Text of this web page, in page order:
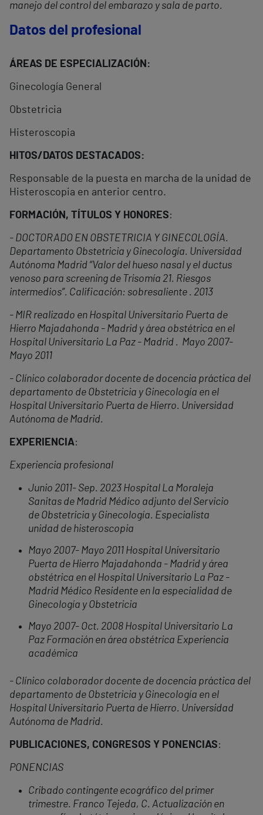
manejo del control del embarazo y sala de parto.
Datos del profesional
ÁREAS DE ESPECIALIZACIÓN:
Ginecología General
Obstetricia
Histeroscopia
HITOS/DATOS DESTACADOS:
Responsable de la puesta en marcha de la unidad de
Histeroscopia en anterior centro.
FORMACIÓN, TÍTULOS Y HONORES:
- DOCTORADO EN OBSTETRICIA Y GINECOLOGÍA.
Departamento Obstetricia y Ginecología. Universidad
Autónoma Madrid “Valor del hueso nasal y el ductus
venoso para screening de Trisomía 21. Riesgos
intermedios”. Calificación: sobresaliente . 2013
- MIR realizado en Hospital Universitario Puerta de
Hierro Majadahonda - Madrid y área obstétrica en el
Hospital Universitario La Paz - Madrid . Mayo 2007-
Mayo 2011
- Clínico colaborador docente de docencia práctica del
departamento de Obstetricia y Ginecología en el
Hospital Universitario Puerta de Hierro. Universidad
Autónoma de Madrid.
EXPERIENCIA:
Experiencia profesional
Junio 2011- Sep. 2023 Hospital La Moraleja
Sanitas de Madrid Médico adjunto del Servicio
de Obstetricia y Ginecología. Especialista
unidad de histeroscopia
Mayo 2007- Mayo 2011 Hospital Universitario
Puerta de Hierro Majadahonda - Madrid y área
obstétrica en el Hospital Universitario La Paz -
Madrid Médico Residente en la especialidad de
Ginecología y Obstetricia
Mayo 2007- Oct. 2008 Hospital Universitario La
Paz Formación en área obstétrica Experiencia
académica
- Clínico colaborador docente de docencia práctica del
departamento de Obstetricia y Ginecología en el
Hospital Universitario Puerta de Hierro. Universidad
Autónoma de Madrid.
PUBLICACIONES, CONGRESOS Y PONENCIAS:
PONENCIAS
Cribado contingente ecográfico del primer
trimestre. Franco Tejeda, C. Actualización en